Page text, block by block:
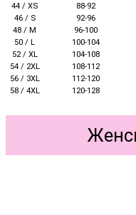
44 / XS
88-92
46 / S
92-96
48 / M
96-100
50 / L
100-104
52 / XL
104-108
54 / 2XL
108-112
56 / 3XL
112-120
58 / 4XL
120-128